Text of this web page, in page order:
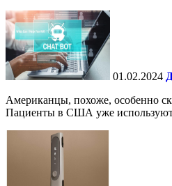
01.02.2024
Американцы, похоже, особенно
Пациенты в США уже используют